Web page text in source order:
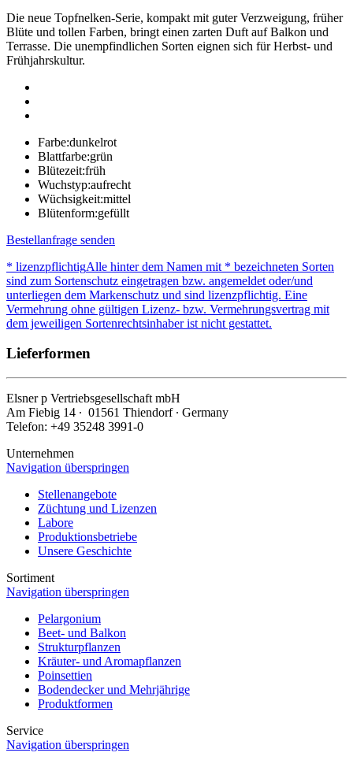
Die neue Topfnelken-Serie, kompakt mit guter Verzweigung, früher
Blüte und tollen Farben, bringt einen zarten Duft auf Balkon und
Terrasse. Die unempfindlichen Sorten eignen sich für Herbst- und
Frühjahrskultur.
Farbe:dunkelrot
Blattfarbe:grün
Blütezeit:früh
Wuchstyp:aufrecht
Wüchsigkeit:mittel
Blütenform:gefüllt
Bestellanfrage senden
* lizenzpflichtigAlle hinter dem Namen mit * bezeichneten Sorten
sind zum Sortenschutz eingetragen bzw. angemeldet oder/und
unterliegen dem Markenschutz und sind lizenzpflichtig. Eine
Vermehrung ohne gültigen Lizenz- bzw. Vermehrungsvertrag mit
dem jeweiligen Sortenrechtsinhaber ist nicht gestattet.
Lieferformen
Elsnerp Vertriebsgesellschaft mbH
Am Fiebig 14 ∙ 01561 Thiendorf ∙ Germany
Telefon: +49 35248 3991-0
Unternehmen
Navigation überspringen
Stellenangebote
Züchtung und Lizenzen
Labore
Produktionsbetriebe
Unsere Geschichte
Sortiment
Navigation überspringen
Pelargonium
Beet- und Balkon
Strukturpflanzen
Kräuter- und Aromapflanzen
Poinsettien
Bodendecker und Mehrjährige
Produktformen
Service
Navigation überspringen